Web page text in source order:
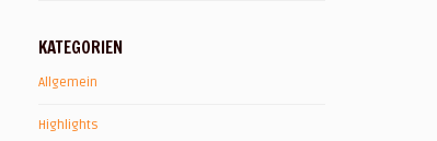
KATEGORIEN
Allgemein
Highlights